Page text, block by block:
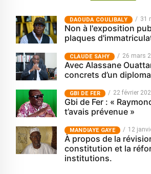
‎DAOUDA COULIBALY 31
Non à l'exposition
plaques
CLAUDE SAHY 26 mars
Avec Alassane
concrets d’un
GBI DE FER 22 février
Gbi de Fer : «
t’avais prévenue »
MANDIAYE GAYE 12
À propos de la
constitution et la
institutions.